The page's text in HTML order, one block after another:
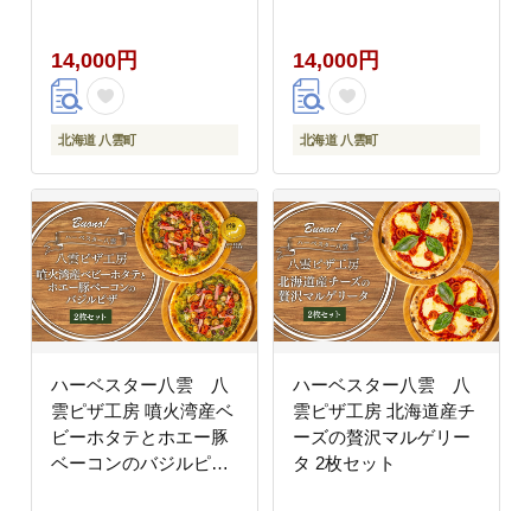
14,000円
北海道 八雲町
14,000円
北海道 八雲町
ハーベスター八雲 八
雲ピザ工房 噴火湾産ベ
ビーホタテとホエー豚
ベーコンのバジルピザ
ハーベスター八雲 八
雲ピザ工房 北海道産チ
ーズの贅沢マルゲリー
タ 2枚セット